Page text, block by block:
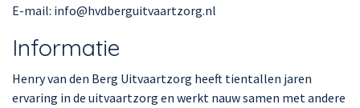
E-mail: info@hvdberguitvaartzorg.nl
Informatie
Henry van den Berg Uitvaartzorg heeft tientallen jaren
ervaring in de uitvaartzorg en werkt nauw samen met andere